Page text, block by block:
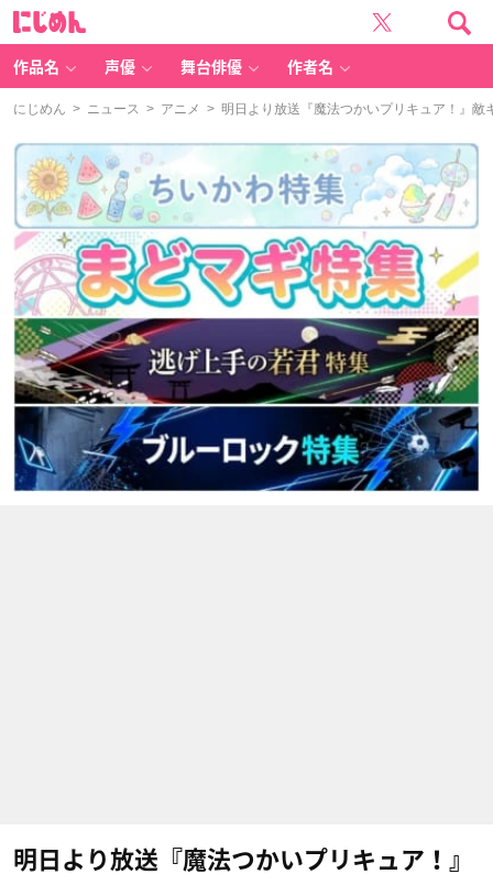
作品名 声優 舞台俳優 作者名
にじめん > ニュース > アニメ > 明日より放送『魔法つかいプリキュア！』敵
明日より放送『魔法つかいプリキュア！』